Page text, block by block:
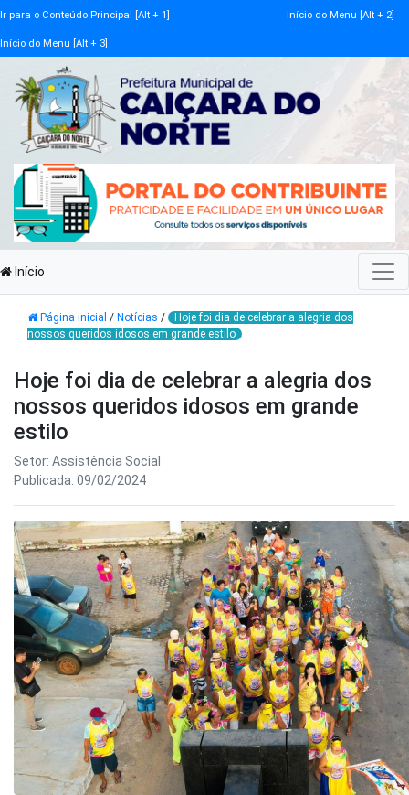
Ir para o Conteúdo Principal [Alt + 1] Início do Menu [Alt + 2]
Início do Menu [Alt + 3]
Início
Página inicial / Notícias /
Hoje foi dia de celebrar a alegria dos
nossos queridos idosos em grande estilo
Hoje foi dia de celebrar a alegria dos
nossos queridos idosos em grande
estilo
Setor: Assistência Social
Publicada: 09/02/2024